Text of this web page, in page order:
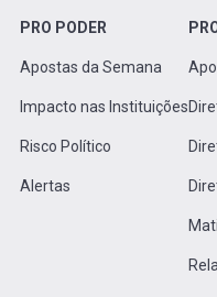
PRO PODER
Apostas da Semana
Impacto nas Instituições
Risco Político
Alertas